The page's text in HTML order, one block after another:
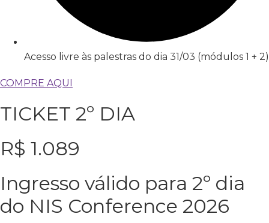
Acesso livre às palestras do dia 31/03 (módulos 1 + 2)
COMPRE AQUI
TICKET 2º DIA
R$ 1.089
Ingresso válido para 2º dia
do NIS Conference 2026